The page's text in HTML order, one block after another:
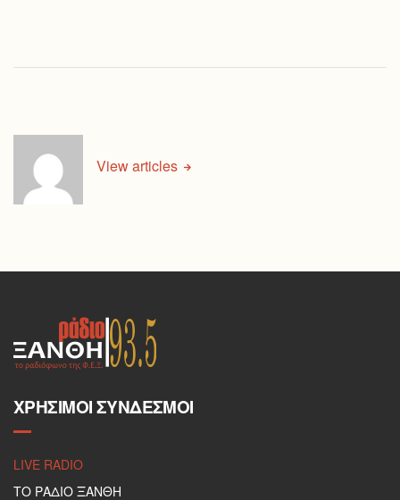
View articles
ΧΡΉΣΙΜΟΙ ΣΎΝΔΕΣΜΟΙ
LIVE RADIO
ΤΟ ΡΑΔΙΟ ΞΑΝΘΗ